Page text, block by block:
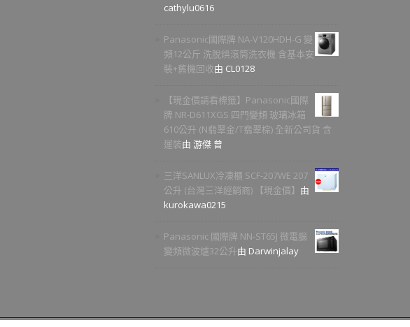
cathylu0616
Panasonic國際牌 NA-V120HDH-G 變
頻12公斤 洗脫烘滾筒洗衣機 含基本安
裝+舊機回收由 CL0128
【現金價請看標籤】Panasonic國際
牌 NR-D611XGS 四門變頻 玻璃冰箱
610公升 (N翡翠金/T翡翠棕) 全新公司貨 含
運裝由 游傑 曾
三洋SANLUX冷凍櫃 SCF-207WE 207
公升 (台灣三洋經銷商) 【現金價】 由
kurokawa0215
Panasonic 國際牌 NN-ST65J 微電腦
變頻微波爐32公升由 Darwinjalay